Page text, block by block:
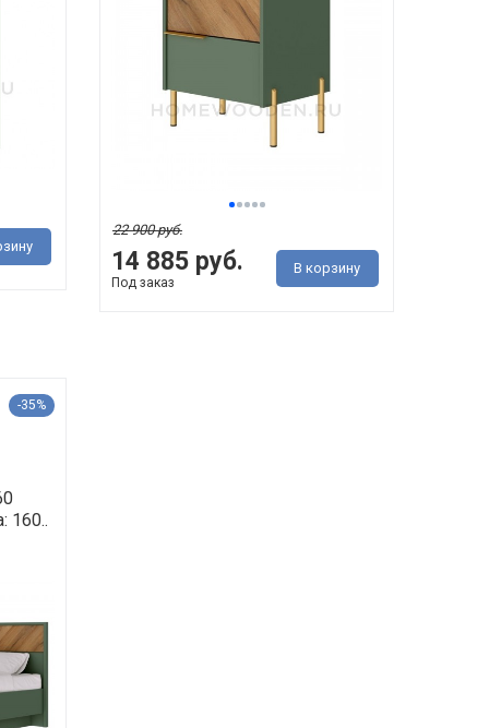
14 885 руб.
22 900 руб.
Под заказ
В корзину
-35%
160..